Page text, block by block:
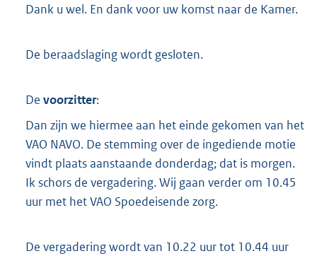
Dank u wel. En dank voor uw komst naar de Kamer.
De beraadslaging wordt gesloten.
De voorzitter:
Dan zijn we hiermee aan het einde gekomen van het
VAO NAVO. De stemming over de ingediende motie
vindt plaats aanstaande donderdag; dat is morgen.
Ik schors de vergadering. Wij gaan verder om 10.45
uur met het VAO Spoedeisende zorg.
De vergadering wordt van 10.22 uur tot 10.44 uur